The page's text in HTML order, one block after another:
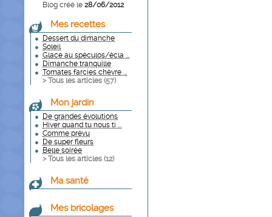
Blog créé le 28/06/2012
Mes recettes
Dessert du dimanche
Soleil
Glace au spéculos/écla ...
Dimanche tranquille
Tomates farcies chèvre ...
> Tous les articles (57)
Mon jardin
De grandes évolutions
Hiver quand tu nous ti ...
Comme prévu
De super fleurs
Belle soirée
> Tous les articles (12)
Ma santé
Mes bricolages